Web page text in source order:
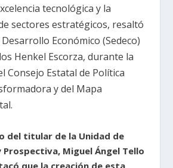
tecnológica y la
sectores estratégicos, resaltó
Económico (Sedeco)
Henkel Escorza, durante la
Consejo Estatal de Política
y del Mapa
del titular de la Unidad de
Prospectiva, Miguel Ángel Tello
que la creación de esta